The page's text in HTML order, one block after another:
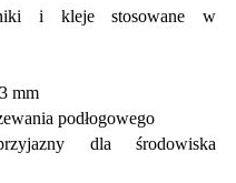
i kleje stosowane w
mm
podłogowego
dla środowiska